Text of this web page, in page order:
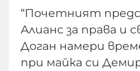
“Почетният
Алианс за права и
Доган намери
при майка си